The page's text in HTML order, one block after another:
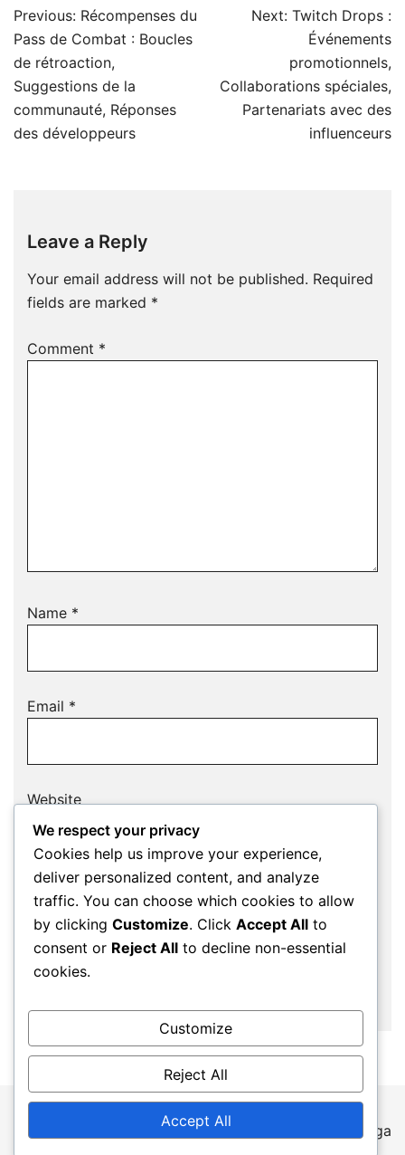
Post
navigation
Previous: Récompenses du
Pass de Combat : Boucles
de rétroaction,
Suggestions de la
communauté, Réponses
des développeurs
Next: Twitch Drops :
Événements
promotionnels,
Collaborations spéciales,
Partenariats avec des
influenceurs
Leave a Reply
Your email address will not be published. Required
fields are marked *
Comment *
Name *
Email *
Website
Save my name, email, and website in this
browser for the next time I comment.
© 2026 lepin2023.fr. Proudly powered by Botiga
We respect your privacy
Cookies help us improve your experience,
deliver personalized content, and analyze
traffic. You can choose which cookies to allow
by clicking Customize. Click Accept All to
consent or Reject All to decline non-essential
cookies.
Customize
Reject All
Accept All